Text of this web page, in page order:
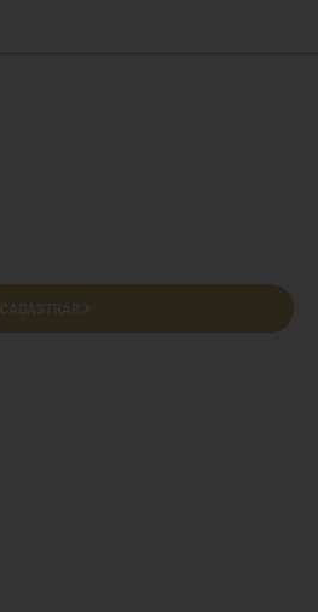
CADASTRAR